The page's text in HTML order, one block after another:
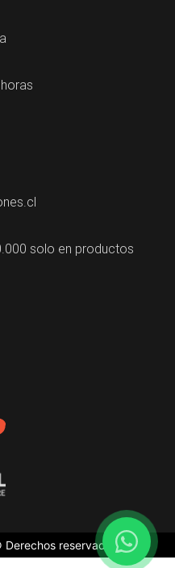
solo en productos
Derechos reservados 2026